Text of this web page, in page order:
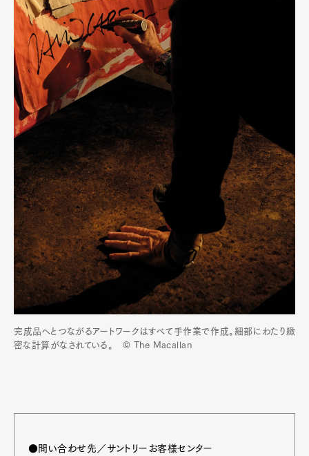
完成品へとつながるアートワークはすべて手作業で作成。細部にわたり緻
密な計算がなされている。 © The Macallan
●問い合わせ先／サントリーお客様センター